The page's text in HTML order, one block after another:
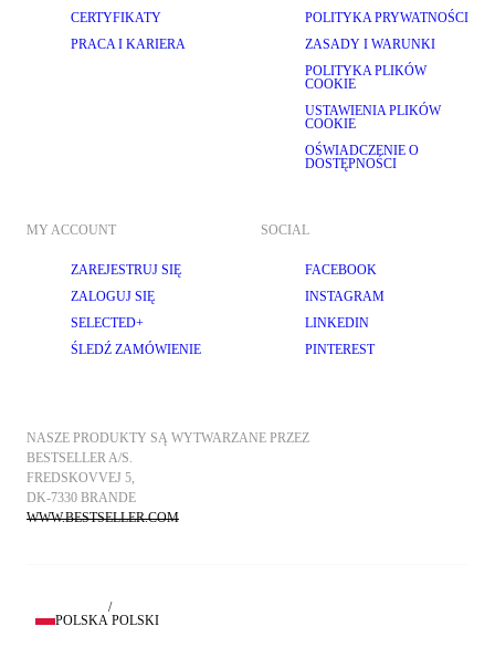
CERTYFIKATY
PRACA I KARIERA
POLITYKA PRYWATNOŚCI
ZASADY I WARUNKI
POLITYKA PLIKÓW
COOKIE
USTAWIENIA PLIKÓW
COOKIE
OŚWIADCZENIE O
DOSTĘPNOŚCI
MY ACCOUNT
ZAREJESTRUJ SIĘ
ZALOGUJ SIĘ
SELECTED+
ŚLEDŹ ZAMÓWIENIE
SOCIAL
FACEBOOK
INSTAGRAM
LINKEDIN
PINTEREST
NASZE PRODUKTY SĄ WYTWARZANE PRZEZ
BESTSELLER A/S.
FREDSKOVVEJ 5,
DK-7330 BRANDE
WWW.BESTSELLER.COM
POLSKA
/
POLSKI